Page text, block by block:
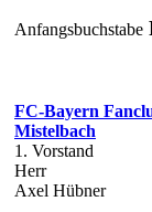
Anfangsbuchstabe
FC-Bayern
Mistelbach
1. Vorstand
Herr
Axel Hübner